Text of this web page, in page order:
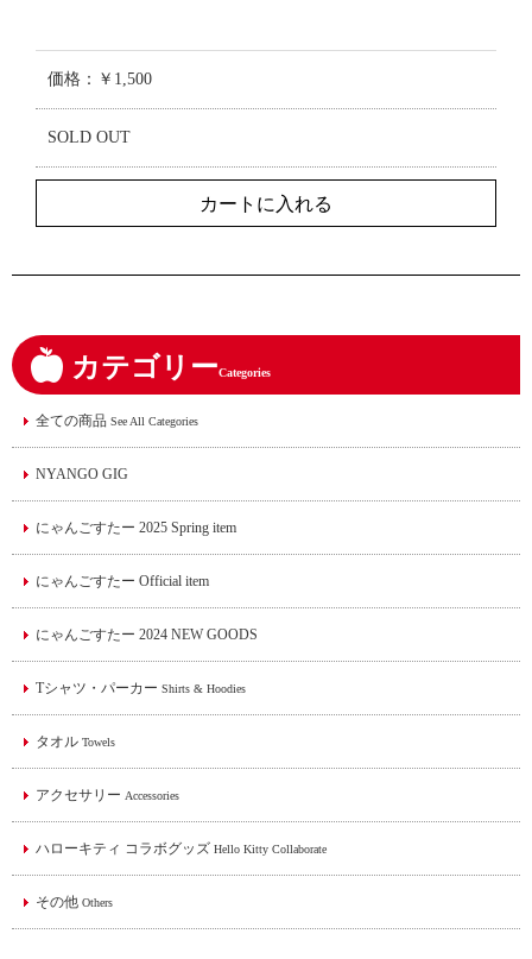
価格：￥1,500
SOLD OUT
カテゴリーCategories
全ての商品 See All Categories
NYANGO GIG
にゃんごすたー 2025 Spring item
にゃんごすたー Official item
にゃんごすたー 2024 NEW GOODS
Tシャツ・パーカー Shirts & Hoodies
タオル Towels
アクセサリー Accessories
ハローキティ コラボグッズ Hello Kitty Collaborate
その他 Others